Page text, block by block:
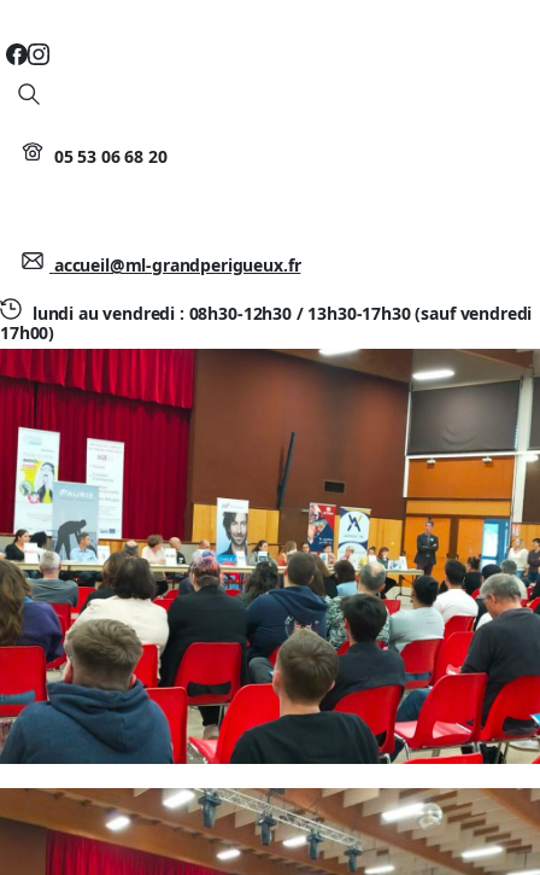
Search
05 53 06 68 20
accueil@ml-grandperigueux.fr
lundi au vendredi : 08h30-12h30 / 13h30-17h30 (sauf vendredi
17h00)
LES RENCONTRES DE L’EMPLOI
TRELISSAC